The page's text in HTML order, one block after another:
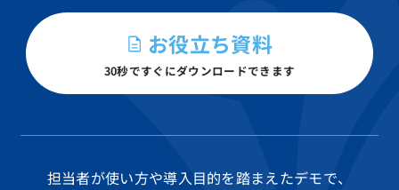
お役立ち資料
30秒ですぐにダウンロードできます
担当者が使い方や導入目的を踏まえたデモで、